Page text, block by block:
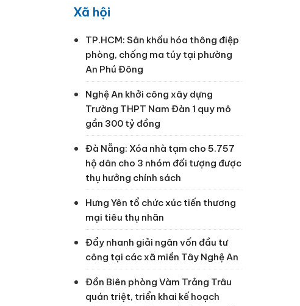
Xã hội
TP.HCM: Sân khấu hóa thông điệp
phòng, chống ma túy tại phường
An Phú Đông
Nghệ An khởi công xây dựng
Trường THPT Nam Đàn 1 quy mô
gần 300 tỷ đồng
Đà Nẵng: Xóa nhà tạm cho 5.757
hộ dân cho 3 nhóm đối tượng được
thụ hưởng chính sách
Hưng Yên tổ chức xúc tiến thương
mại tiêu thụ nhãn
Đẩy nhanh giải ngân vốn đầu tư
công tại các xã miền Tây Nghệ An
Đồn Biên phòng Vàm Trảng Trâu
quán triệt, triển khai kế hoạch